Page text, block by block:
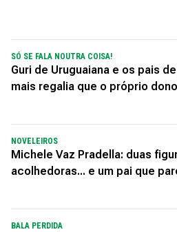
SÓ SE FALA NOUTRA COISA!
Guri de Uruguaiana e os pais
mais regalia que o próprio
NOVELEIROS
Michele Vaz Pradella: duas
acolhedoras... e um pai que
BALA PERDIDA